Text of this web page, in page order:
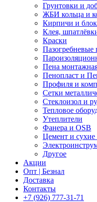
Грунтовки и
ЖБИ кольца и
Кирпичи и
Клея,
Краски
Пазогребневые
Пена
Пенопласт и
Профиля и
Сетки
Стеклоизол и
Тепловое
Утеплители
Фанера и OSB
Цемент и сухие
Другое
Акции
Опт | Безнал
Доставка
Контакты
+7 (926) 777-31-71